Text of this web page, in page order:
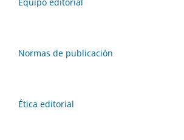
Normas de publicación
Ética editorial